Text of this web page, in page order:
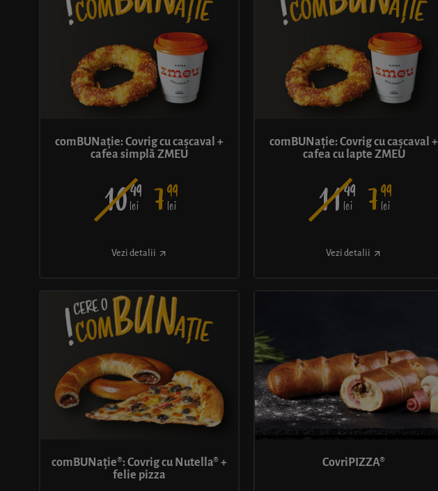
comBUNație: Covrig cu cașcaval +
cafea simplă ZMEU
1049
lei 799
lei
Vezi detalii
comBUNație: Covrig cu cașcaval +
cafea cu lapte ZMEU
1149
lei 799
lei
Vezi detalii
comBUNație®: Covrig cu Nutella® +
felie pizza
CovriPIZZA®